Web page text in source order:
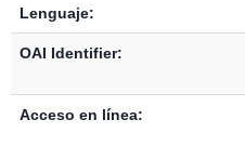
Lenguaje:
OAI Identifier:
Acceso en línea: